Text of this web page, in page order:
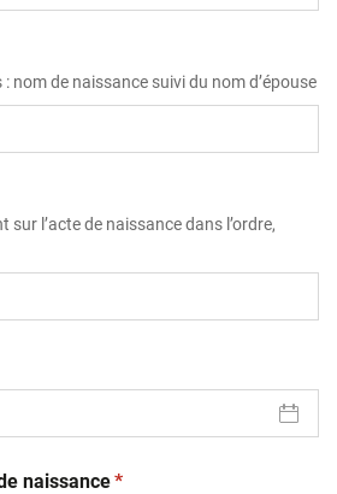
nom de naissance suivi du nom d’épouse
l’acte de naissance dans l’ordre,
naissance(obligatoire)
*